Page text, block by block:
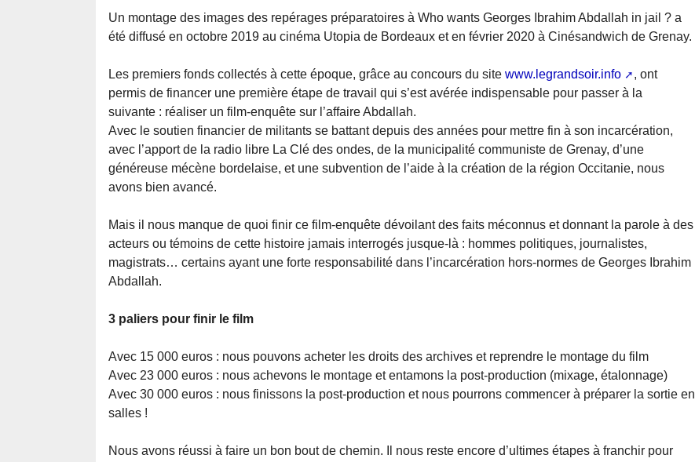
Un montage des images des repérages préparatoires à Who wants Georges Ibrahim Abdallah in jail ? a
été diffusé en octobre 2019 au cinéma Utopia de Bordeaux et en février 2020 à Cinésandwich de Grenay.
Les premiers fonds collectés à cette époque, grâce au concours du site www.legrandsoir.info
, ont
permis de financer une première étape de travail qui s’est avérée indispensable pour passer à la
suivante : réaliser un film-enquête sur l’affaire Abdallah.
Avec le soutien financier de militants se battant depuis des années pour mettre fin à son incarcération,
avec l’apport de la radio libre La Clé des ondes, de la municipalité communiste de Grenay, d’une
généreuse mécène bordelaise, et une subvention de l’aide à la création de la région Occitanie, nous
avons bien avancé.
Mais il nous manque de quoi finir ce film-enquête dévoilant des faits méconnus et donnant la parole à des
acteurs ou témoins de cette histoire jamais interrogés jusque-là : hommes politiques, journalistes,
magistrats… certains ayant une forte responsabilité dans l’incarcération hors-normes de Georges Ibrahim
Abdallah.
3 paliers pour finir le film
Avec 15 000 euros : nous pouvons acheter les droits des archives et reprendre le montage du film
Avec 23 000 euros : nous achevons le montage et entamons la post-production (mixage, étalonnage)
Avec 30 000 euros : nous finissons la post-production et nous pourrons commencer à préparer la sortie en
salles !
Nous avons réussi à faire un bon bout de chemin. Il nous reste encore d’ultimes étapes à franchir pour